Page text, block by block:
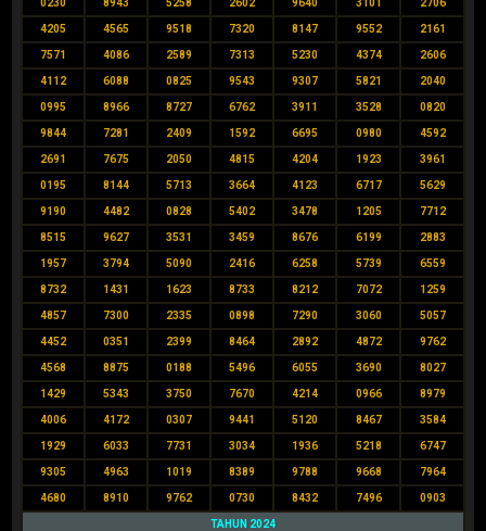
0230 8943 5258 2602 9640 3101 2706
4205 4565 9518 7320 8147 9552 2161
7571 4086 2589 7313 5230 4374 2606
4112 6088 0825 9543 9307 5821 2040
0995 8966 8727 6762 3911 3528 0820
9844 7281 2409 1592 6695 0980 4592
2691 7675 2050 4815 4204 1923 3961
0195 8144 5713 3664 4123 6717 5629
9190 4482 0828 5402 3478 1205 7712
8515 9627 3531 3459 8676 6199 2883
1957 3794 5090 2416 6258 5739 6559
8732 1431 1623 8733 8212 7072 1259
4857 7300 2335 0898 7290 3060 5057
4452 0351 2399 8464 2892 4872 9762
4568 8875 0188 5496 6055 3690 8027
1429 5343 3750 7670 4214 0966 8979
4006 4172 0307 9441 5120 8467 3584
1929 6033 7731 3034 1936 5218 6747
9305 4963 1019 8389 9788 9668 7964
4680 8910 9762 0730 8432 7496 0903
TAHUN 2024